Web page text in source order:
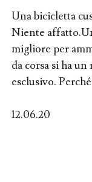
Una bicicletta
Niente
migliore per
da corsa si ha
esclusivo.
12.06.20